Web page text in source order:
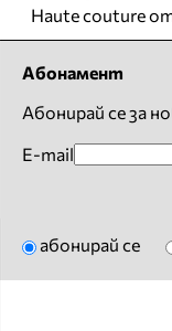
Haute couture
Абонамент
Абонирай се за
E-mail
абонирай се